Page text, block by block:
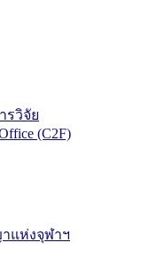
รวิจัย
(C2F)
แห่งจุฬาฯ